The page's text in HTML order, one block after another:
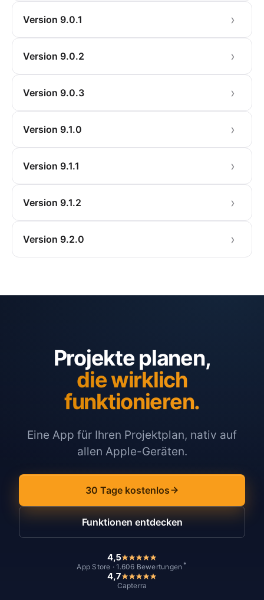
Version 9.0.1
Version 9.0.2
Version 9.0.3
Version 9.1.0
Version 9.1.1
Version 9.1.2
Version 9.2.0
Projekte planen,
die wirklich
funktionieren.
Eine App für Ihren Projektplan, nativ auf
allen Apple-Geräten.
30 Tage kostenlos
Funktionen entdecken
4,5
App Store · 1.606 Bewertungen *
4,7
Capterra